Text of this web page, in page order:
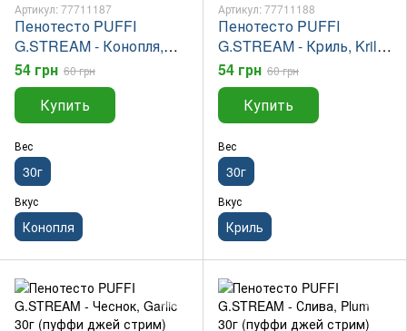
Артикул: 77711187
Пенотесто PUFFI
G.STREAM - Конопля,
Hemp 30г (пуффи джей
стрим)
54 грн 60 грн
Купить
Вес
30г
Вкус
Конопля
Артикул: 77711188
Пенотесто PUFFI
G.STREAM - Криль, Krill
30г (пуффи джей стрим)
54 грн 60 грн
Купить
Вес
30г
Вкус
Криль